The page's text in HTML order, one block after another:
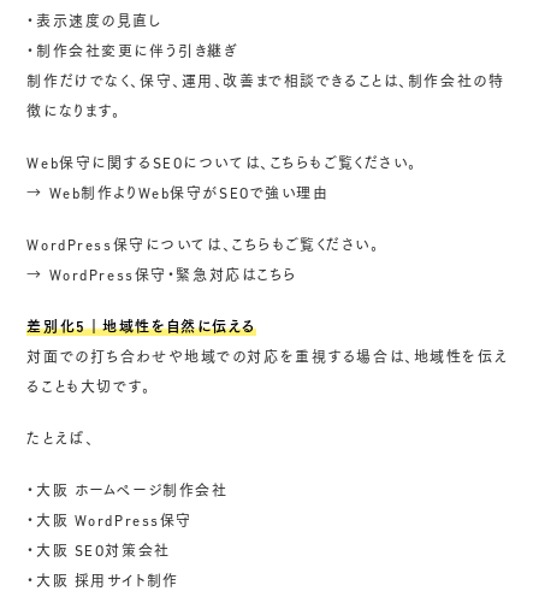
・表示速度の見直し
・制作会社変更に伴う引き継ぎ
制作だけでなく、保守、運用、改善まで相談できることは、制作会社の特
徴になります。
Web保守に関するSEOについては、こちらもご覧ください。
→ Web制作よりWeb保守がSEOで強い理由
WordPress保守については、こちらもご覧ください。
→ WordPress保守・緊急対応はこちら
差別化5｜地域性を自然に伝える
対面での打ち合わせや地域での対応を重視する場合は、地域性を伝え
ることも大切です。
たとえば、
・大阪 ホームページ制作会社
・大阪 WordPress保守
・大阪 SEO対策会社
・大阪 採用サイト制作